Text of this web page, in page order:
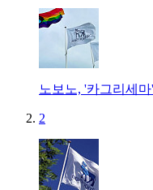
노보노, '카그리세
2